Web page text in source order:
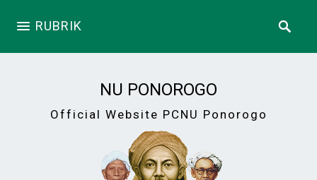
RUBRIK
NU PONOROGO
Official Website PCNU Ponorogo